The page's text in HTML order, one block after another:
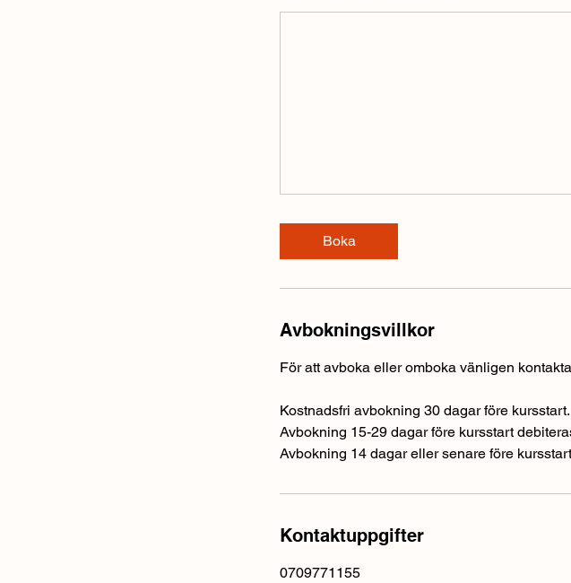
Boka
Avbokningsvillkor
För att avboka eller omboka vänligen
Kostnadsfri avbokning 30 dagar före kursstart.
Avbokning 15-29 dagar före kursstart
Avbokning 14 dagar eller senare före
Kontaktuppgifter
0709771155